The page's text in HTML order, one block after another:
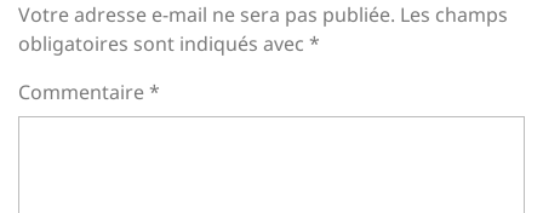
Votre adresse e-mail ne sera pas publiée. Les champs
obligatoires sont indiqués avec *
Commentaire*